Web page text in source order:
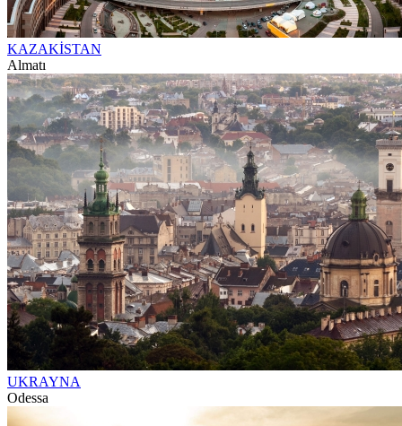
KAZAKİSTAN
Almatı
UKRAYNA
Odessa